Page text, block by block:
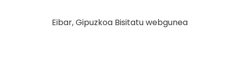
Eibar, Gipuzkoa Bisitatu webgunea